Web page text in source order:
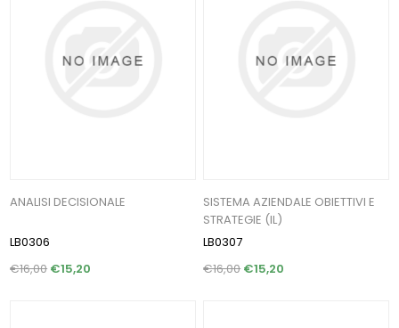
ANALISI DECISIONALE
LB0306
€16,00 €15,20
SISTEMA AZIENDALE OBIETTIVI E
STRATEGIE (IL)
LB0307
€16,00€15,20